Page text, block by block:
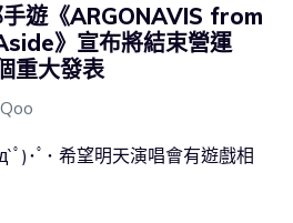
手遊《ARGONAVIS from
》宣布將結束營運
重大發表
ﾟ)･ﾟ･ 希望明天演唱會有遊戲相